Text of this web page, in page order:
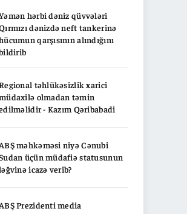
hərbi dəniz qüvvələri
dənizdə neft tankerinə
qarşısının alındığını
təhlükəsizlik xarici
olmadan təmin
- Kazım Qəribabadi
ABŞ məhkəməsi niyə Cənubi
üçün müdafiə statusunun
icazə verib?
ABŞ Prezidenti media